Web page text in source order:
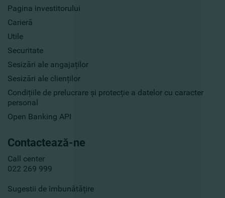
Pagina investitorului
Carieră
Utile
Securitate
Sesizări ale angajaților
Sesizări ale clienților
Condițiile de prelucrare și protecție a datelor cu caracter
personal
Open Banking API
Contactează-ne
Call center
022 269 999
Sugestii de îmbunătățire